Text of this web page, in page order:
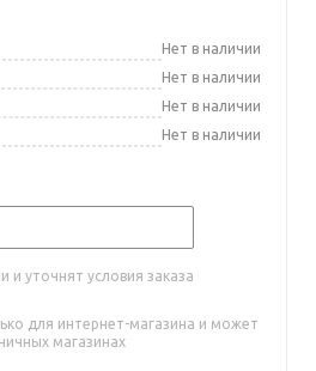
Нет в наличии
Нет в наличии
Нет в наличии
Нет в наличии
уточнят условия заказа
для интернет-магазина и может
магазинах